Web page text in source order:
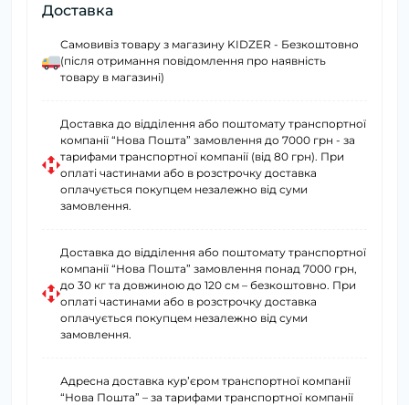
Доставка
Самовивіз товару з магазину KIDZER - Безкоштовно
(після отримання повідомлення про наявність
товару в магазині)
Доставка до відділення або поштомату транспортної
компанії “Нова Пошта” замовлення до 7000 грн - за
тарифами транспортної компанії (від 80 грн). При
оплаті частинами або в розстрочку доставка
оплачується покупцем незалежно від суми
замовлення.
Доставка до відділення або поштомату транспортної
компанії “Нова Пошта” замовлення понад 7000 грн,
до 30 кг та довжиною до 120 см – безкоштовно. При
оплаті частинами або в розстрочку доставка
оплачується покупцем незалежно від суми
замовлення.
Адресна доставка курʼєром транспортної компанії
“Нова Пошта” – за тарифами транспортної компанії